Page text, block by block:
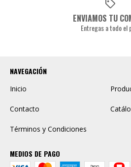
ENVIAMOS TU
Entregas a todo el
NAVEGACIÓN
Inicio
Contacto
Términos y Condiciones
MEDIOS DE PAGO